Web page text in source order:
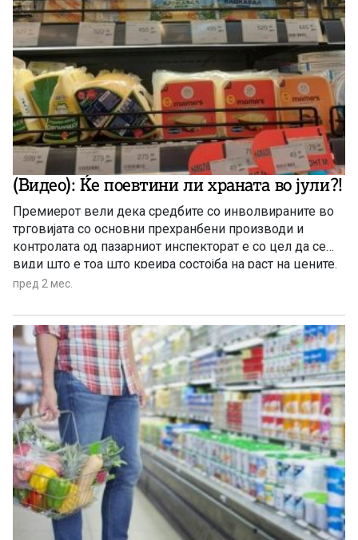
(Видео): Ќе поевтини ли храната во јули?!
Премиерот вели дека средбите со инволвираните во
трговијата со основни прехранбени производи и
контролата од пазарниот инспекторат е со цел да се
види што е тоа што креира состојба на раст на цените.
пред 2 мес.